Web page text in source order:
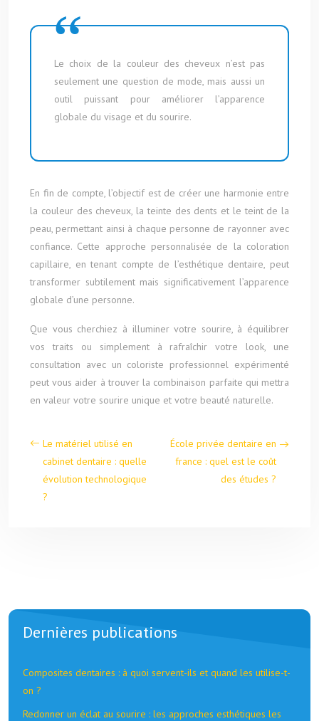
Le choix de la couleur des cheveux n’est pas
seulement une question de mode, mais aussi un
outil puissant pour améliorer l’apparence
globale du visage et du sourire.
En fin de compte, l’objectif est de créer une harmonie entre
la couleur des cheveux, la teinte des dents et le teint de la
peau, permettant ainsi à chaque personne de rayonner avec
confiance. Cette approche personnalisée de la coloration
capillaire, en tenant compte de l’esthétique dentaire, peut
transformer subtilement mais significativement l’apparence
globale d’une personne.
Que vous cherchiez à illuminer votre sourire, à équilibrer
vos traits ou simplement à rafraîchir votre look, une
consultation avec un coloriste professionnel expérimenté
peut vous aider à trouver la combinaison parfaite qui mettra
en valeur votre sourire unique et votre beauté naturelle.
Le matériel utilisé en
cabinet dentaire : quelle
évolution technologique
?
École privée dentaire en
france : quel est le coût
des études ?
Dernières publications
Composites dentaires : à quoi servent-ils et quand les utilise-t-
on ?
Redonner un éclat au sourire : les approches esthétiques les